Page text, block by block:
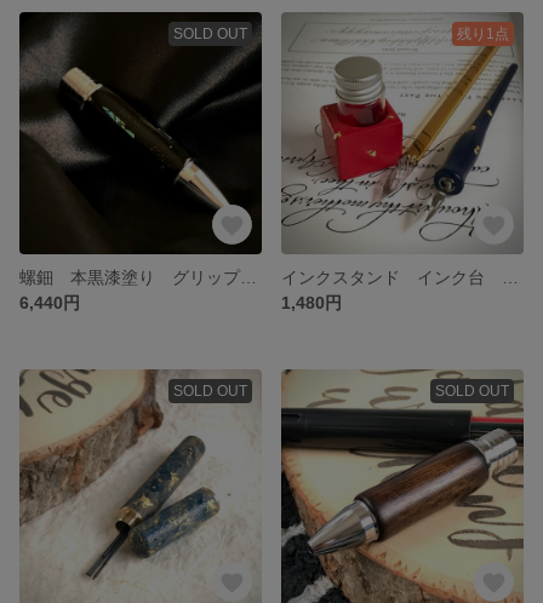
SOLD OUT
螺鈿 本黒漆塗り グリップ ジェットストリーム 銘木 水楢 木軸グリップ カスタムグリップ 文房具 送料無料
6,440円
残り1点
1,480円
SOLD OUT SOLD OUT